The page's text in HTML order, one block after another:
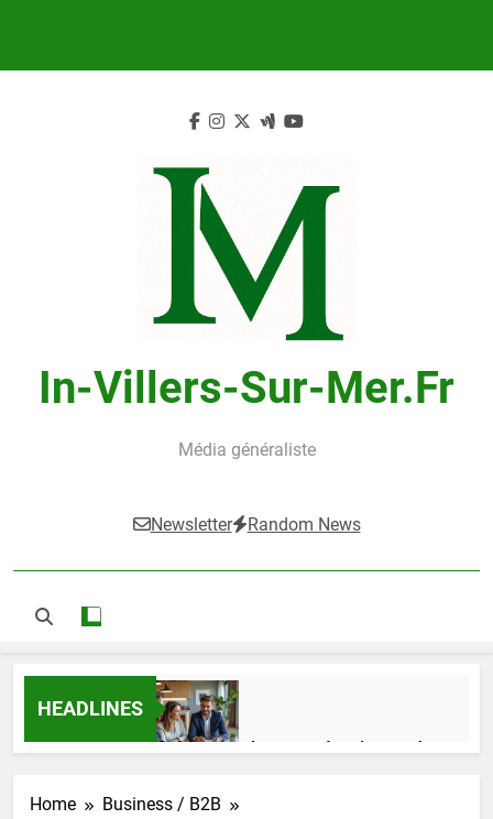
In-Villers-Sur-Mer.fr
Média généraliste
Newsletter Random News
HEADLINES
Guide complet pour réussir un achat
1 Semaine Ago
Home
Business / B2B